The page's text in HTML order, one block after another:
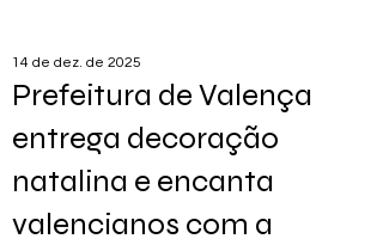
Prefeitura de Valença
entrega decoração
natalina e encanta
valencianos com a
14 de dez. de 2025